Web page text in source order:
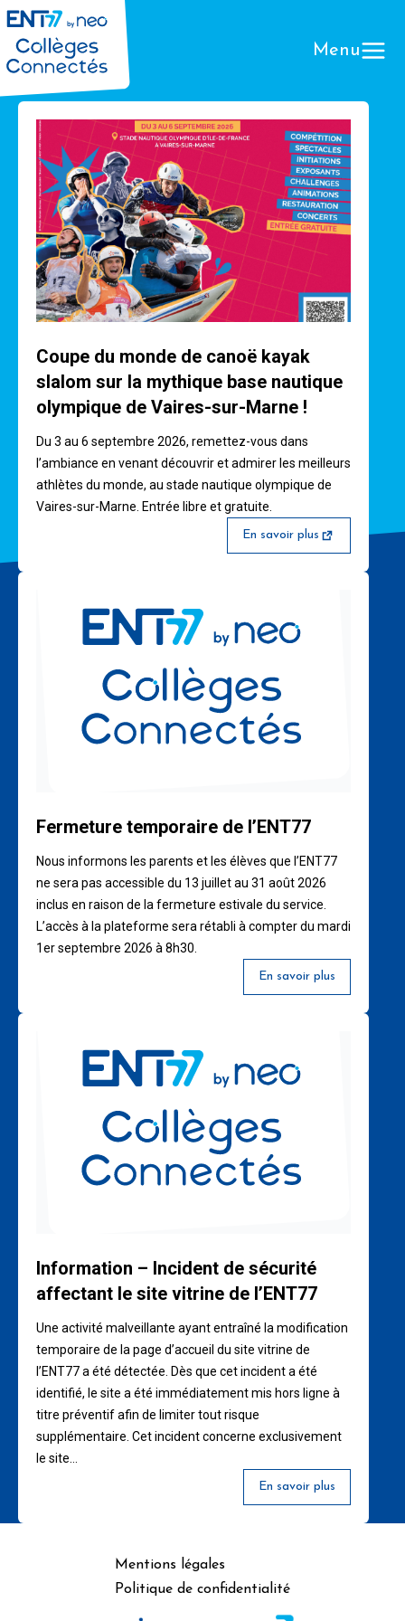
Menu
Coupe du monde de canoë kayak
slalom sur la mythique base nautique
olympique de Vaires-sur-Marne !
Du 3 au 6 septembre 2026, remettez-vous dans
l’ambiance en venant découvrir et admirer les meilleurs
athlètes du monde, au stade nautique olympique de
Vaires-sur-Marne. Entrée libre et gratuite.
En savoir plus
Fermeture temporaire de l’ENT77
Nous informons les parents et les élèves que l’ENT77
ne sera pas accessible du 13 juillet au 31 août 2026
inclus en raison de la fermeture estivale du service.
L’accès à la plateforme sera rétabli à compter du mardi
1er septembre 2026 à 8h30.
En savoir plus
Information – Incident de sécurité
affectant le site vitrine de l’ENT77
Une activité malveillante ayant entraîné la modification
temporaire de la page d’accueil du site vitrine de
l’ENT77 a été détectée. Dès que cet incident a été
identifié, le site a été immédiatement mis hors ligne à
titre préventif afin de limiter tout risque
supplémentaire. Cet incident concerne exclusivement
le site…
En savoir plus
Mentions légales
Politique de confidentialité